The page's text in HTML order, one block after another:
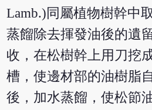
Lamb.)同屬植物樹幹中
蒸餾除去揮發油後的遺
收，在松樹幹上用刀挖
槽，使邊材部的油樹脂
後，加水蒸餾，使松節